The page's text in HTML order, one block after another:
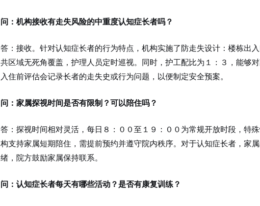
问：机构接收有走失风险的中重度认知症长者吗？
答：接收。针对认知症长者的行为特点，机构实施了防走失设计：楼栋出
共区域无死角覆盖，护理人员定时巡视。同时，护工配比为１：３，能够对
入住前评估会记录长者的走失史或行为问题，以便制定安全预案。
问：家属探视时间是否有限制？可以陪住吗？
答：探视时间相对灵活，每日８：００至１９：００为常规开放时段，特
构支持家属短期陪住，需提前预约并遵守院内秩序。对于认知症长者，家
绪，院方鼓励家属保持联系。
问：认知症长者每天有哪些活动？是否有康复训练？